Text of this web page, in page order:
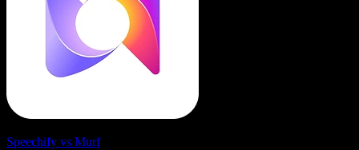
Speechify vs Murf